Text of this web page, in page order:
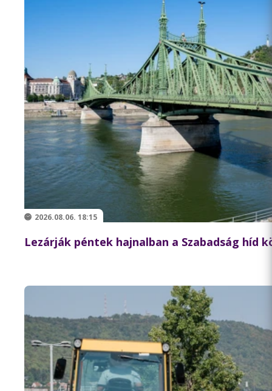
2026.08.06. 18:15
Lezárják péntek hajnalban a Szabadság híd